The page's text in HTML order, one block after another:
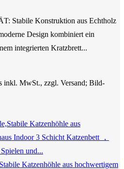
Stabile Konstruktion aus Echtholz
Design kombiniert ein
integrierten Kratzbrett...
inkl. MwSt., zzgl. Versand; Bild-
Katzenhöhle aus hochwertigem